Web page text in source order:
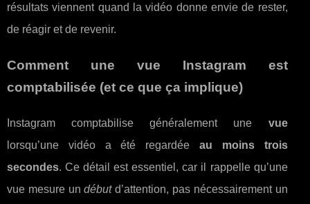
résultats viennent quand la vidéo donne envie de rester,
de réagir et de revenir.
Comment une vue Instagram est
comptabilisée (et ce que ça implique)
Instagram comptabilise généralement une vue
lorsqu’une vidéo a été regardée au moins trois
secondes. Ce détail est essentiel, car il rappelle qu’une
vue mesure undébutd’attention, pas nécessairement un